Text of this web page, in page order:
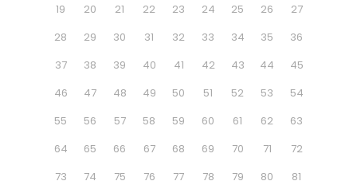
19
20 21 22 23 24 25 26
27
28
29 30 31 32 33 34 35
36
37
38 39 40 41 42 43 44
45
46
47 48 49 50 51 52 53
54
55
56 57 58 59 60 61 62
63
64
65 66 67 68 69 70 71
72
73
74 75 76 77 78 79 80
81